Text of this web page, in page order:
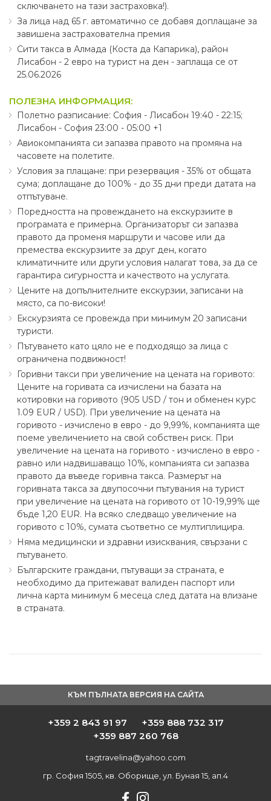
сключването на тази застраховка!).
За лица над 65 г. автоматично се добавя доплащане за
завишена застрахователна премия
Сити такса в Алмада (Коста да Капарика), район
Лисабон - 2 евро на турист на ден - заплаща се от
25.06.2026
ПОЛЕЗНА ИНФОРМАЦИЯ:
Полетно разписание: София - Лисабон 19:40 - 22:15;
Лисабон - София 23:00 - 05:00 +1
Авиокомпанията си запазва правото на промяна на
часовете на полетите.
Условия за плащане: при резервация - 35% от общата
сума; доплащане до 100% - до 35 дни преди датата на
отпътуване.
Поредността на провеждането на екскурзиите в
програмата е примерна. Организаторът си запазва
правото да променя маршрути и часове или да
премества екскурзиите за друг ден, когато
климатичните или други условия налагат това, за да се
гарантира сигурността и качеството на услугата.
Цените на допълнителните екскурзии, записани на
място, са по-високи!
Екскурзията се провежда при минимум 20 записани
туристи.
Пътуването като цяло не е подходящо за лица с
ограничена подвижност!
Горивни такси при увеличение на цената на горивото:
Цените на горивата са изчислени на базата на
котировки на горивото (905 USD ∕ тон и обменен курс
1.09 EUR ∕ USD). При увеличение на цената на
горивото - изчислено в евро - до 9,99%, компанията ще
поеме увеличението на свой собствен риск. При
увеличение на цената на горивото - изчислено в евро -
равно или надвишаващо 10%, компанията си запазва
правото да въведе горивна такса. Размерът на
горивната такса за двупосочни пътувания на турист
при увеличение на цената на горивото от 10-19,99% ще
бъде 1,20 EUR. На всяко следващо увеличение на
горивото с 10%, сумата съответно се мултиплицира.
Няма медицински и здравни изисквания, свързани с
пътуването.
Българските граждани, пътуващи за страната, е
необходимо да притежават валиден паспорт или
лична карта минимум 6 месеца след датата на влизане
в страната.
КЪМ ПЪЛНАТА ВЕРСИЯ НА САЙТА
+359 2 843 91 97
+359 888 732 317
+359 887 260 768
tagtravelina@yahoo.com
гр. София 1505, кв. Оборище, ул. Буная 15, ап.4